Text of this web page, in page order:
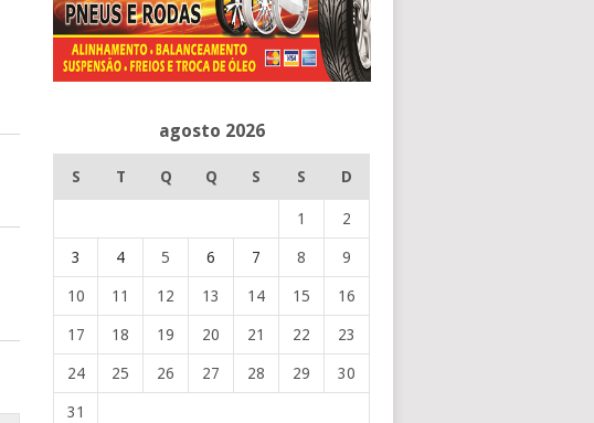
agosto 2026
S T Q Q S S D
1 2
3 4 5 6 7 8 9
10 11 12 13 14 15 16
17 18 19 20 21 22 23
24 25 26 27 28 29 30
31